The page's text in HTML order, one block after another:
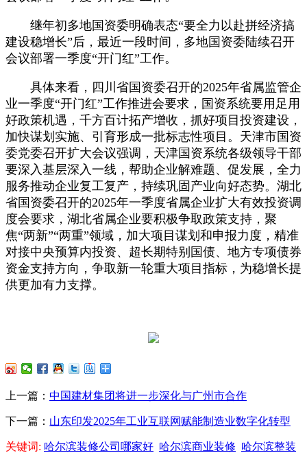
继年初多地国资委明确表态“要全力以赴拼经济搞
建设稳增长”后，最近一段时间，多地国资委陆续召开
会议部署一季度“开门红”工作。
具体来看，四川省国资委召开的2025年省属监管企
业一季度“开门红”工作推进会要求，国资系统要用足用
好政策机遇，千方百计拓产增收，抓好项目投资建设，
加快谋划实施、引育形成一批标志性项目。天津市国资
委党委召开扩大会议强调，天津国资系统各级领导干部
要深入基层深入一线，帮助企业解难题、促发展，全力
服务推动企业复工复产，持续巩固产业向好态势。湖北
省国资委召开的2025年一季度省属企业扩大有效投资调
度会要求，湖北省属企业要积极争取政策支持，聚
焦“两新”“两重”领域，加大项目谋划和申报力度，精准
对接中央预算内投资、超长期特别国债、地方专项债券
资金支持方向，争取新一轮重大项目指标，为稳增长提
供更加有力支撑。
上一篇： 中国建材集团将进一步深化与广州市合作
下一篇： 山东印发2025年工业互联网赋能制造业数字化转型
关键词: 哈尔滨装修公司哪家好 哈尔滨商业装修 哈尔滨整装